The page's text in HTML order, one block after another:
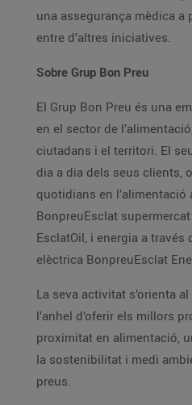
una assegurança mèdica
entre d’altres iniciatives.
Sobre Grup Bon Preu
El Grup Bon Preu és una
en el sector de
ciutadans i el territori. El
dia a dia dels seus clients,
quotidians en
BonpreuEsclat
EsclatOil, i energia a
elèctrica BonpreuEsclat
La seva activitat s’orienta
l’anhel d’oferir els millors
proximitat en alimentació,
la sostenibilitat i medi
preus.